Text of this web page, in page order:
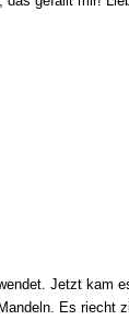
Jetzt kam
Es riecht